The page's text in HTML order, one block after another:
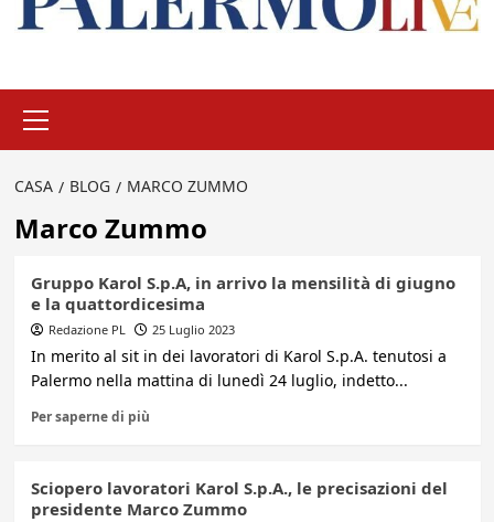
principale
CASA BLOG MARCO ZUMMO
Marco Zummo
Gruppo Karol S.p.A, in arrivo la mensilità di giugno
e la quattordicesima
Redazione PL 25 Luglio 2023
In merito al sit in dei lavoratori di Karol S.p.A. tenutosi a
Palermo nella mattina di lunedì 24 luglio, indetto...
Per saperne di più
Sciopero lavoratori Karol S.p.A., le precisazioni del
presidente Marco Zummo